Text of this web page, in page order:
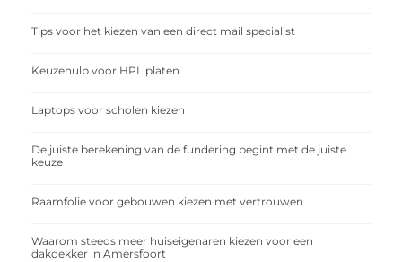
Tips voor het kiezen van een direct mail specialist
Keuzehulp voor HPL platen
Laptops voor scholen kiezen
De juiste berekening van de fundering begint met de juiste
keuze
Raamfolie voor gebouwen kiezen met vertrouwen
Waarom steeds meer huiseigenaren kiezen voor een
dakdekker in Amersfoort